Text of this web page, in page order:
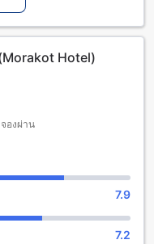
ตน นอกจากนี้ โรงแรมยัง
นไป และเวลาเช็คเอาท์
ารถมีเวลาพักผ่อนและ
สะดวกสบาย
นมิตร โรงแรมอนุญาตให้
มีค่าใช้จ่ายเพิ่มเติม
รัวที่มีเด็กเล็ก ใน
งอบอุ่นและการบริการ
ค้า
ท เช่น ห้อง Deluxe
ตียง, ห้อง Standard
ตียง และห้อง Superior
Hotel)
องผ่าน
7.9
7.2